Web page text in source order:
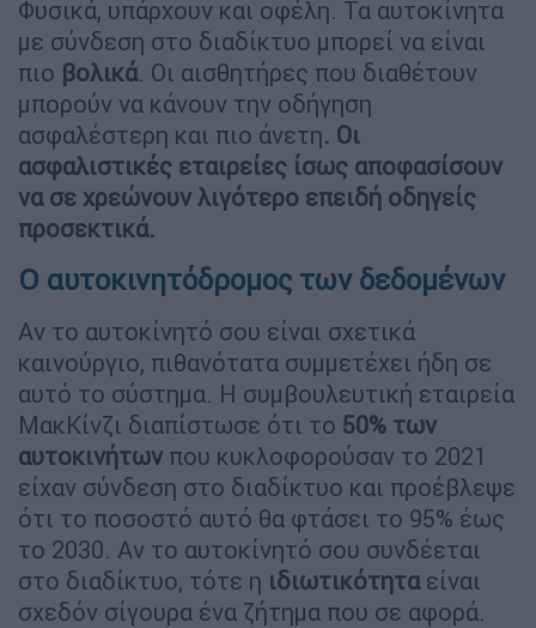
Φυσικά, υπάρχουν και οφέλη. Τα αυτοκίνητα
με σύνδεση στο διαδίκτυο μπορεί να είναι
πιο βολικά. Οι αισθητήρες που διαθέτουν
μπορούν να κάνουν την οδήγηση
ασφαλέστερη και πιο άνετη. Οι
ασφαλιστικές εταιρείες ίσως αποφασίσουν
να σε χρεώνουν λιγότερο επειδή οδηγείς
προσεκτικά.
Ο αυτοκινητόδρομος των δεδομένων
Αν το αυτοκίνητό σου είναι σχετικά
καινούργιο, πιθανότατα συμμετέχει ήδη σε
αυτό το σύστημα. Η συμβουλευτική εταιρεία
ΜακΚίνζι διαπίστωσε ότι το 50% των
αυτοκινήτων που κυκλοφορούσαν το 2021
είχαν σύνδεση στο διαδίκτυο και προέβλεψε
ότι το ποσοστό αυτό θα φτάσει το 95% έως
το 2030. Αν το αυτοκίνητό σου συνδέεται
στο διαδίκτυο, τότε η ιδιωτικότηταείναι
σχεδόν σίγουρα ένα ζήτημα που σε αφορά.